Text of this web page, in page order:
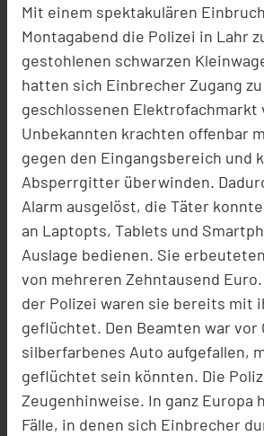
Mit einem spektakulären
Montagabend die Polizei in Lahr
gestohlenen schwarzen
hatten sich Einbrecher Zugang
geschlossenen Elektrofachmarkt
Unbekannten krachten offenbar
gegen den Eingangsbereich und
Absperrgitter überwinden.
Alarm ausgelöst, die Täter
an Laptopts, Tablets und
Auslage bedienen. Sie
von mehreren Zehntausend
der Polizei waren sie bereits mit
geflüchtet. Den Beamten war vor
silberfarbenes Auto aufgefallen,
geflüchtet sein könnten. Die
Zeugenhinweise. In ganz Europa
Fälle, in denen sich Einbrecher